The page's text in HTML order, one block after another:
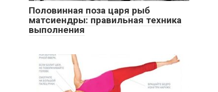
Половинная поза царя рыб
матсиендры: правильная техника
выполнения